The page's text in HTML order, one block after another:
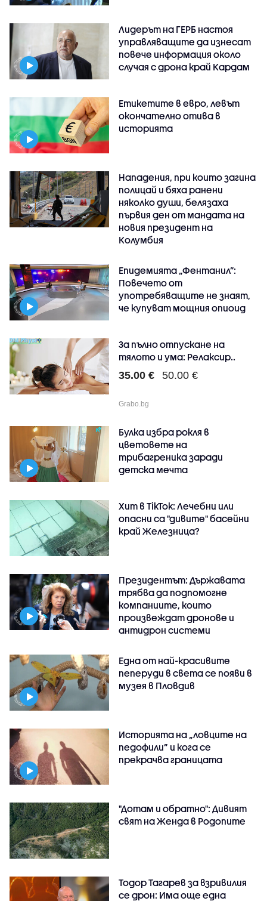
Лидерът на ГЕРБ настоя
управляващите да изнесат
повече информация около
случая с дрона край Кардам
Етикетите в евро, левът
окончателно отива в
историята
Нападения, при които загина
полицай и бяха ранени
няколко души, белязаха
първия ден от мандата на
новия президент на
Колумбия
Епидемията „Фентанил”:
Повечето от
употребяващите не знаят,
че купуват мощния опиоид
За пълно отпускане на
тялото и ума: Релаксир..
35.00 € 50.00 €
Grabo.bg
Булка избра рокля в
цветовете на
трибагреника заради
детска мечта
Хит в TikTok: Лечебни или
опасни са "дивите" басейни
край Железница?
Президентът: Държавата
трябва да подпомогне
компаниите, които
произвеждат дронове и
антидрон системи
Една от най-красивите
пеперуди в света се появи в
музея в Пловдив
Историята на „ловците на
педофили” и кога се
прекрачва границата
"Дотам и обратно": Дивият
свят на Женда в Родопите
Тодор Тагарев за взривилия
се дрон: Има още една